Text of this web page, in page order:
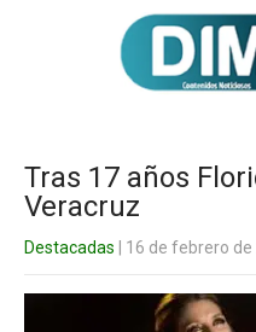
Tras 17 años
Veracruz
Destacadas | 16 de febrero